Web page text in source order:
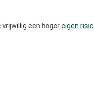
vrijwillig een hogereigen